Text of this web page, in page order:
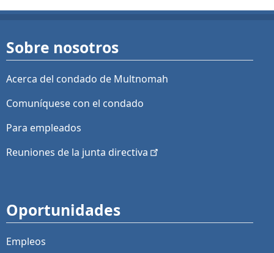
Sobre nosotros
Acerca del condado de Multnomah
Comuníquese con el condado
Para empleados
Reuniones de la junta directiva
Oportunidades
Empleos